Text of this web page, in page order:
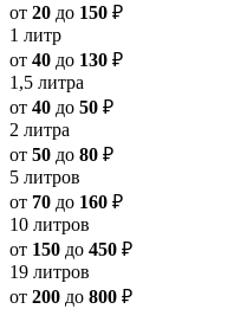
от 20 до 150 ₽
1 литр
от 40 до 130 ₽
1,5 литра
от 40 до 50 ₽
2 литра
от 50 до 80 ₽
5 литров
от 70 до 160 ₽
10 литров
от 150 до 450 ₽
19 литров
от 200 до 800 ₽